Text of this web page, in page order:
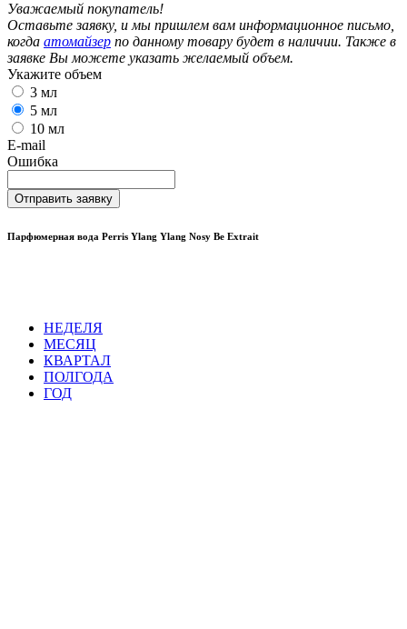
Уважаемый покупатель!
Оставьте заявку, и мы пришлем вам информационное письмо,
когда атомайзер по данному товару будет в наличии. Также в
заявке Вы можете указать желаемый объем.
Укажите объем
3 мл
5 мл
10 мл
E-mail
Ошибка
Отправить заявку
Парфюмерная вода Perris Ylang Ylang Nosy Be Extrait
НЕДЕЛЯ
МЕСЯЦ
КВАРТАЛ
ПОЛГОДА
ГОД